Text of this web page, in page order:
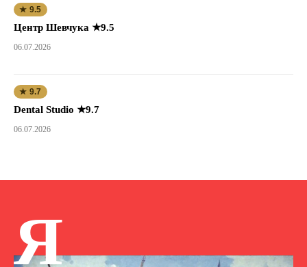
★ 9.5
Центр Шевчука ★9.5
06.07.2026
★ 9.7
Dental Studio ★9.7
06.07.2026
Я